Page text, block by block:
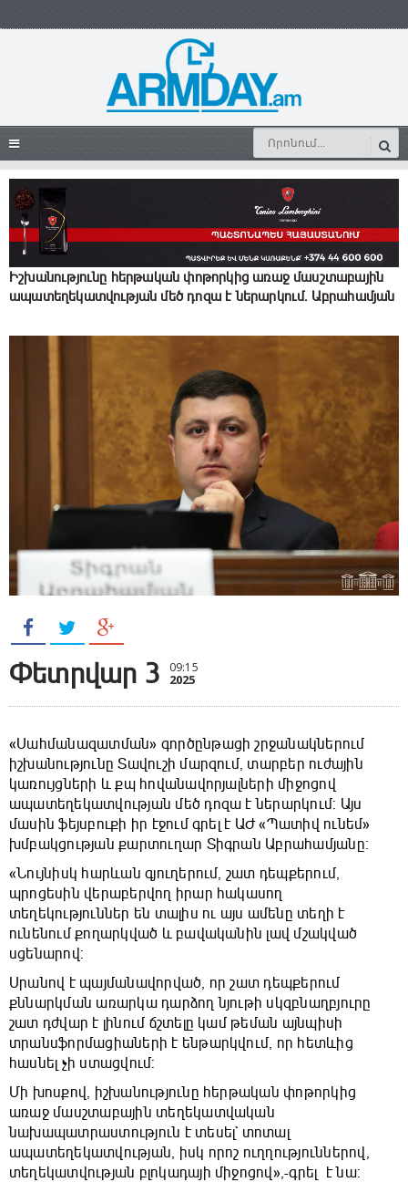
Իշխանությունը հերթական փոթորկից առաջ մասշտաբային
ապատեղեկատվության մեծ դnզա է ներարկում․ Աբրահամյան
Փետրվար 3 09:15
2025
«Սահմանազատման» գործընթացի շրջանակներում
իշխանությունը Տավուշի մարզում, տարբեր ուժային
կառույցների և քպ հովանավորյալների միջոցով
ապատեղեկատվության մեծ դոզա է ներարկում: Այս
մասին ֆեյսբուքի իր էջում գրել է ԱԺ «Պատիվ ունեմ»
խմբակցության քարտուղար Տիգրան Աբրահամյանը։
«Նույնիսկ հարևան գյուղերում, շատ դեպքերում,
պրոցեսին վերաբերվող իրար հակասող
տեղեկություններ են տալիս ու այս ամենը տեղի է
ունենում քողարկված և բավականին լավ մշակված
սցենարով:
Սրանով է պայմանավորված, որ շատ դեպքերում
քննարկման առարկա դարձող նյութի սկզբնաղբյուրը
շատ դժվար է լինում ճշտելը կամ թեման այնպիսի
տրանսֆորմացիաների է ենթարկվում, որ հետևից
հասնել չի ստացվում:
Մի խոսքով, իշխանությունը հերթական փոթորկից
առաջ մասշտաբային տեղեկատվական
նախապատրաստություն է տեսել` տոտալ
ապատեղեկատվության, իսկ որոշ ուղղություններով,
տեղեկատվության բլոկադայի միջոցով»,-գրել է նա: